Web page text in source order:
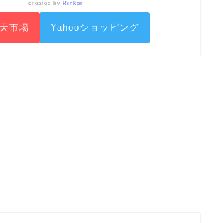
created by Rinker
市場 Yahooショッピング